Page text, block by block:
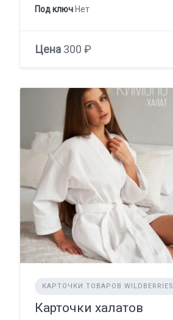
Под ключ Нет
Цена 300 ₽
КАРТОЧКИ ТОВАРОВ WILDBERRIES
Карточки халатов